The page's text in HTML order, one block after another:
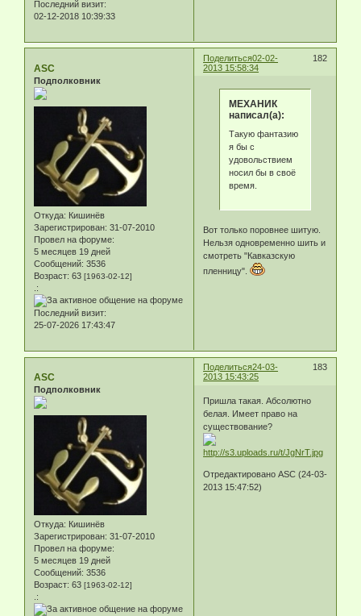
Последний визит:
02-12-2018 10:39:33
Поделиться 182
02-02-
2013 15:58:34
ASC
Подполковник
Откуда: Кишинёв
Зарегистрирован: 31-07-2010
Провел на форуме:
5 месяцев 19 дней
Сообщений: 3536
Возраст: 63 [1963-02-12]
.:
Последний визит:
25-07-2026 17:43:47
МЕХАНИК
написал(а):
Такую фантазию
я бы с
удовольствием
носил бы в своё
время.
Вот только поровнее шитую.
Нельзя одновременно шить и
смотреть "Кавказскую
пленницу".
Поделиться 183
24-03-
2013 15:43:25
ASC
Подполковник
Откуда: Кишинёв
Зарегистрирован: 31-07-2010
Провел на форуме:
5 месяцев 19 дней
Сообщений: 3536
Возраст: 63 [1963-02-12]
.:
Пришла такая. Абсолютно
белая. Имеет право на
существование?
Отредактировано ASC (24-03-
2013 15:47:52)